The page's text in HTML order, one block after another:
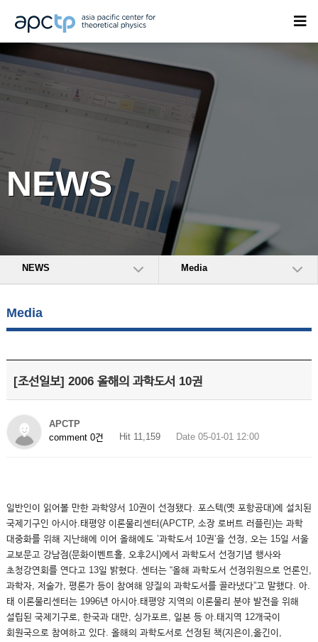
NEWS
NEWS Media
Media
[조선일보] 2006 올해의 과학도서 10권
APCTP
comment 0건
Hit 11,159 Date 05-01-01 12:00
일반인이 읽어볼 만한 과학양서 10권이 선정됐다. 포스텍(옛 포항공대)에 설치된
국제기구인 아시아.태평양 이론물리센터(APCTP, 소장 로버트 러플린)는 과학
대중화를 위해 지난해에 이어 올해에도 ’과학도서 10권’을 선정, 오는 15일 서울
교보문고 강남점(문화이벤트홀, 오후2시)에서 과학도서 선정기념 행사와
초청강연회를 연다고 13일 밝혔다. 센터는 “올해 과학도서 선정위원으로 언론인,
과학자, 저술가, 평론가 등이 참여해 양질의 과학도서를 골라냈다”고 말했다. 아.
태 이론물리센터는 1996년 아시아.태평양 지역의 이론물리 분야 발전을 위해
설립된 국제기구로, 한국과 대만, 싱가포르, 일본 등 아.태지역 12개국이
회원국으로 참여하고 있다. 올해의 과학도서로 선정된 책(지은이,옮긴이,